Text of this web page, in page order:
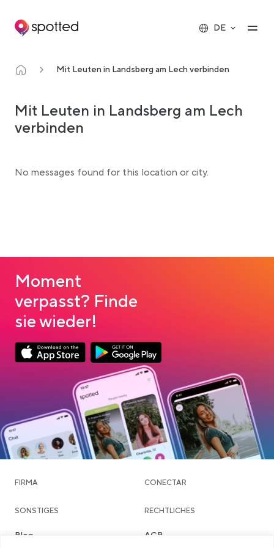
Main navigation
DE
Mit Leuten in Landsberg am Lech verbinden
Mit Leuten in Landsberg am Lech
verbinden
No messages found for this location or city.
Moment
verpasst? Finde
sie wieder!
Google Play Download
FIRMA CONECTAR
SONSTIGES
Blog
RECHTLICHES
AGB